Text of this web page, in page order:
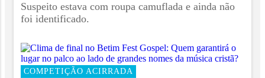
Suspeito estava com roupa camuflada e ainda não
foi identificado.
COMPETIÇÃO ACIRRADA